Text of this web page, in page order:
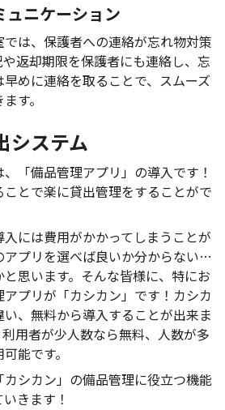
ニケーション
は、保護者への連絡が忘れ物対策
返却期限を保護者にも連絡し、忘
めに連絡を取ることで、スムーズ
す。
システム
「備品管理アプリ」の導入です！
とで楽に貸出管理をすることがで
には費用がかかってしまうことが
アプリを選べば良いか分からない…
思います。そんな皆様に、特にお
プリが「カシカン」です！カシカ
、無料から導入することが出来ま
用者が少人数なら無料、人数が多
能です。
カシカン」の備品管理に役立つ機能
きます！